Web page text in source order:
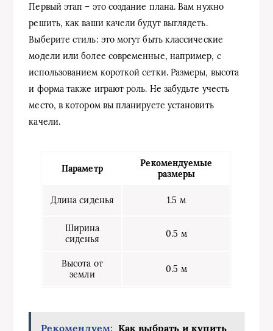
Первый этап – это создание плана. Вам нужно
решить, как ваши качели будут выглядеть.
Выберите стиль: это могут быть классические
модели или более современные, например, с
использованием короткой сетки. Размеры, высота
и форма также играют роль. Не забудьте учесть
место, в котором вы планируете установить
качели.
Параметр
Рекомендуемые
размеры
Длина сиденья 1.5 м
Ширина
сиденья
0.5 м
Высота от
земли
0.5 м
Рекомендуем: Как выбрать и купить